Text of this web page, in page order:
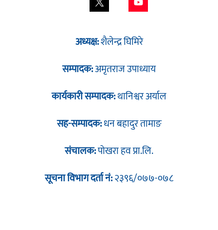
अध्यक्ष:शैलेन्द्र घिमिरे
सम्पादक:अमृतराज उपाध्याय
कार्यकारी सम्पादक:थानिश्वर अर्याल
सह-सम्पादक:धन बहादुर तामाङ
संचालक:पोखरा हव प्रा.लि.
सूचना विभाग दर्ता नं:२३९६/०७७-०७८